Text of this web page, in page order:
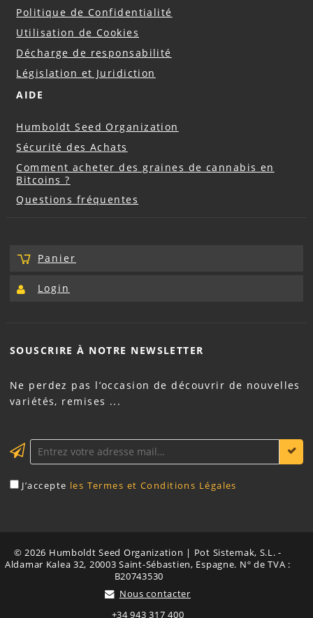
Politique de Confidentialité
Utilisation de Cookies
Décharge de responsabilité
Législation et Juridiction
AIDE
Humboldt Seed Organization
Sécurité des Achats
Comment acheter des graines de cannabis en
Bitcoins ?
Questions fréquentes
Panier
Login
SOUSCRIRE À NOTRE NEWSLETTER
Ne perdez pas l’occasion de découvrir de nouvelles
variétés, remises ...
J’accepte les Termes et Conditions Légales
© 2026 Humboldt Seed Organization | Pot Sistemak, S.L. -
Aldamar Kalea 32, 20003 Saint-Sébastien, Espagne. Nº de TVA :
B20743530
Nous contacter
+34 943 317 400